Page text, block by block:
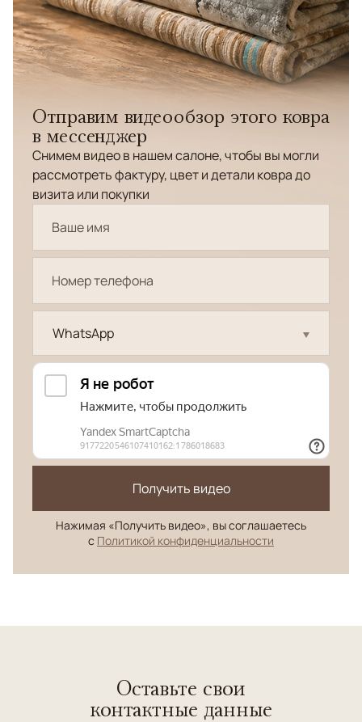
Отправим видеообзор этого ковра
в мессенджер
Снимем видео в нашем салоне, чтобы вы могли
рассмотреть фактуру, цвет и детали ковра до
визита или покупки
WhatsApp
Получить видео
Нажимая «Получить видео», вы соглашаетесь
с Политикой конфиденциальности
Оставьте свои
контактные данные